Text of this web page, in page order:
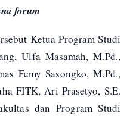
forum
Ketua Program Studi
Ulfa Masamah, M.Pd.,
Femy Sasongko, M.Pd.,
FITK, Ari Prasetyo, S.E.
dan Program Studi